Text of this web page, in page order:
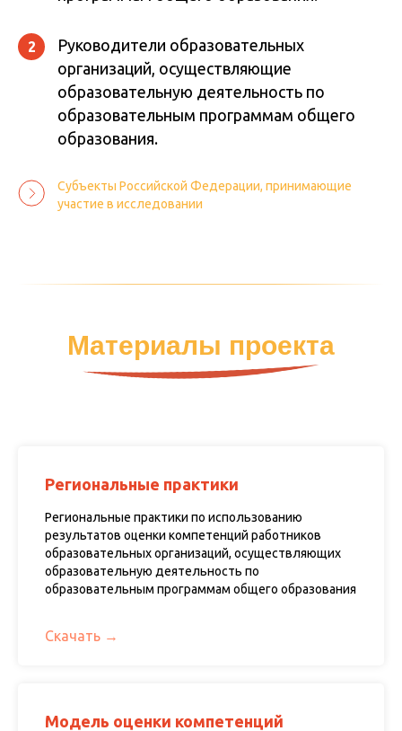
2
Руководители образовательных
организаций, осуществляющие
образовательную деятельность по
образовательным программам общего
образования.
Субъекты Российской Федерации, принимающие
участие в исследовании
Материалы проекта
Региональные практики
Региональные практики по использованию
результатов оценки компетенций работников
образовательных организаций, осуществляющих
образовательную деятельность по
образовательным программам общего образования
Скачать
Модель оценки компетенций